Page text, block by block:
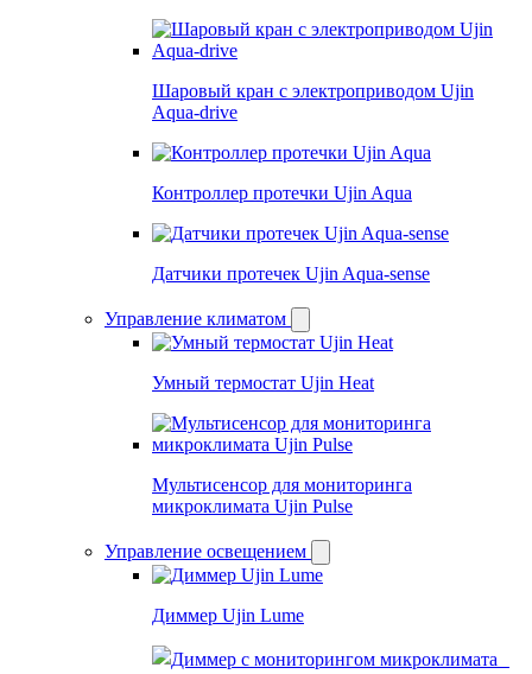
Шаровый кран с электроприводом Ujin
Aqua-drive
Контроллер протечки Ujin Aqua
Датчики протечек Ujin Aqua-sense
Управление климатом
Умный термостат Ujin Heat
Мультисенсор для мониторинга
микроклимата Ujin Pulse
Управление освещением
Диммер Ujin Lume